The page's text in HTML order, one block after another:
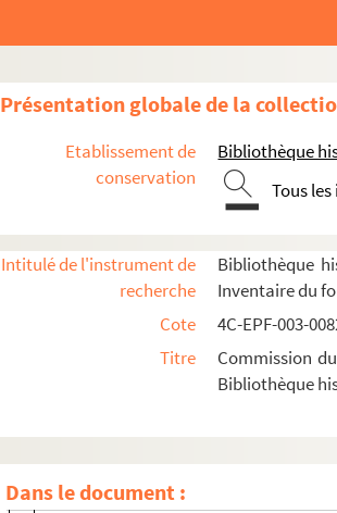
Présentation globale de la
Etablissement de
conservation
Bibliothèque
Tous
Intitulé de l'instrument de
recherche
Bibliothèque
Inventaire du
Cote
4C-EPF-003-
Titre
Commission
Bibliothèque
Dans le document :
Dossier n° 151
Dossier n° 152
Dossier n° 153
Dossier n° 154
Dossier n° 156
Dossier n° 157
Dossier n° 162
4C-EPF-003-1545 et 4C-EPF-003-